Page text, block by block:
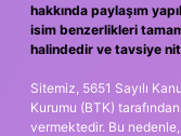
hakkında paylaşım
isim benzerlikleri
halindedir ve tavsiye
Sitemiz, 5651 Sayılı
Kurumu (BTK)
vermektedir. Bu